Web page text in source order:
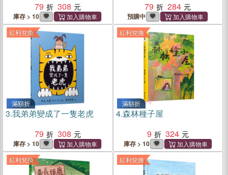
79
308
庫存 > 10
79
284
預購中
紅利兌換
滿額折
3.我弟弟變成了一隻老虎
79
308
庫存 > 10
紅利兌換
滿額折
4.森林種子屋
9
324
庫存 > 10
紅利兌換 紅利兌換